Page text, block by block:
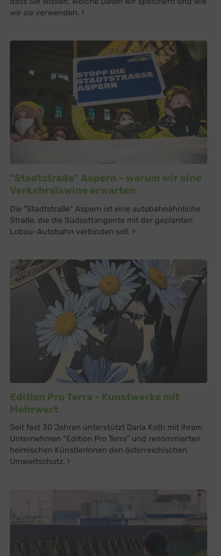
wir sie verwenden.
"Stadtstraße" Aspern – warum wir eine
Verkehrslawine erwarten
Die "Stadtstraße" Aspern ist eine autobahnähnliche
Straße, die die Südosttangente mit der geplanten
Lobau-Autobahn verbinden soll.
Edition Pro Terra - Kunstwerke mit
Mehrwert
Seit fast 30 Jahren unterstützt Daria Koth mit ihrem
Unternehmen "Edition Pro Terra" und renommierten
heimischen KünstlerInnen den österreichischen
Umweltschutz.